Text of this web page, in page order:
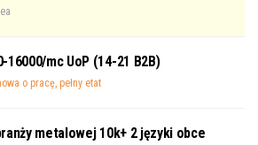
16000/mc UoP (14-21 B2B)
o pracę, pełny etat
metalowej 10k+ 2 języki obce